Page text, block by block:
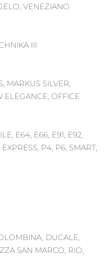
VENEZIANO
III
MARKUS SILVER,
ELEGANCE, OFFICE
E64, E66, E91, E92,
P4, P6, SMART,
DUCALE,
SAN MARCO, RIO,